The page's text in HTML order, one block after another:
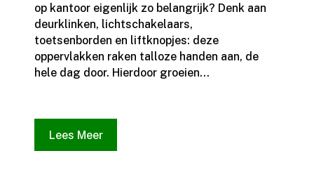
op kantoor eigenlijk zo belangrijk? Denk aan
deurklinken, lichtschakelaars,
toetsenborden en liftknopjes: deze
oppervlakken raken talloze handen aan, de
hele dag door.​ Hierdoor groeien...
Lees Meer